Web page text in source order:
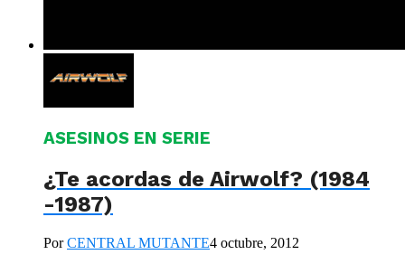
ASESINOS EN SERIE
¿Te acordas de Airwolf? (1984
-1987)
PorCENTRAL MUTANTE4 octubre, 2012